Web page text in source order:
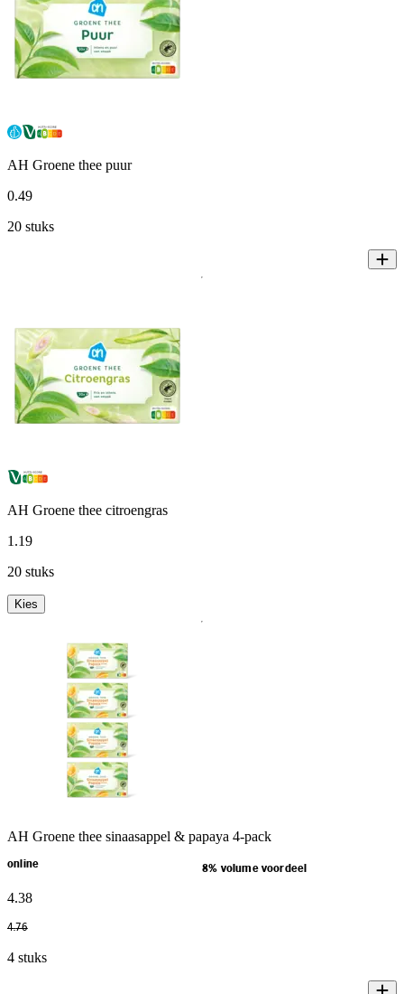
AH Groene thee puur
0.49
20 stuks
AH Groene thee citroengras
1.19
20 stuks
Kies
AH Groene thee sinaasappel & papaya 4-pack
online 8% volume voordeel
4.38
4.76
4 stuks